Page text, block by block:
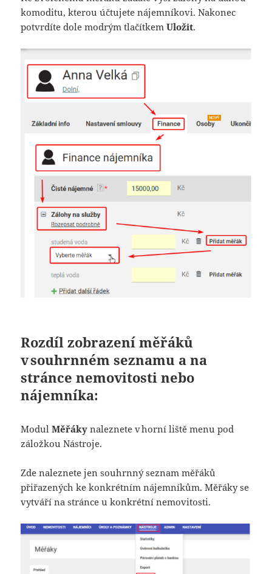
komoditu, kterou účtujete nájemníkovi. Nakonec
potvrdíte dole modrým tlačítkemUložit.
Rozdíl zobrazení měřáků
v souhrnném seznamu a na
stránce nemovitosti nebo
nájemníka:
ModulMěřáky naleznete v horní liště menu pod
záložkou Nástroje.
Zde naleznete jen souhrnný seznam měřáků
přiřazených ke konkrétním nájemníkům. Měřáky se
vytváří na stránce u konkrétní nemovitosti.